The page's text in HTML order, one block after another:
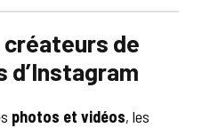
de
d’Instagram
photos et vidéos, les